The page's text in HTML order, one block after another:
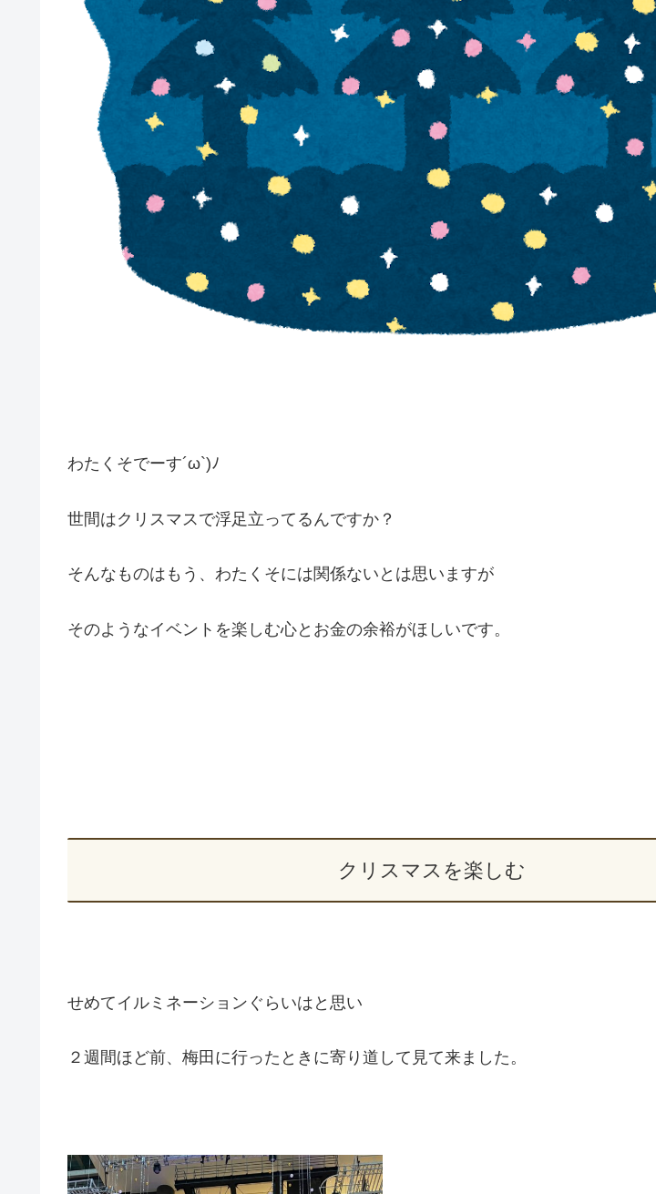
わたくそでーす´ω`)ﾉ
世間はクリスマスで浮足立ってるんですか？
そんなものはもう、わたくそには関係ないとは思いますが
そのようなイベントを楽しむ心とお金の余裕がほしいです。
クリスマスを楽しむ
せめてイルミネーションぐらいはと思い
２週間ほど前、梅田に行ったときに寄り道して見て来ました。